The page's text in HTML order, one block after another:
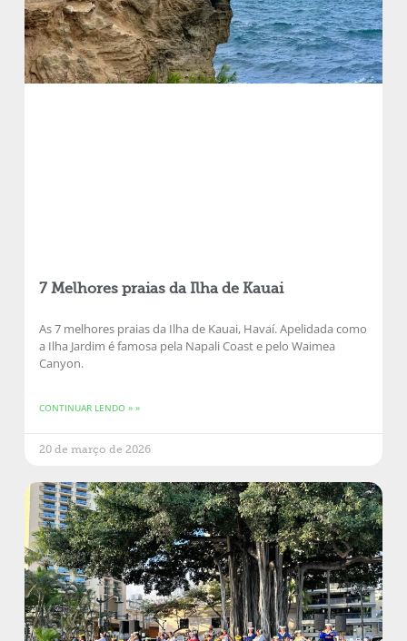
7 Melhores praias da Ilha de Kauai
As 7 melhores praias da Ilha de Kauai, Havaí. Apelidada como
a Ilha Jardim é famosa pela Napali Coast e pelo Waimea
Canyon.
CONTINUAR LENDO » »
20 de março de 2026